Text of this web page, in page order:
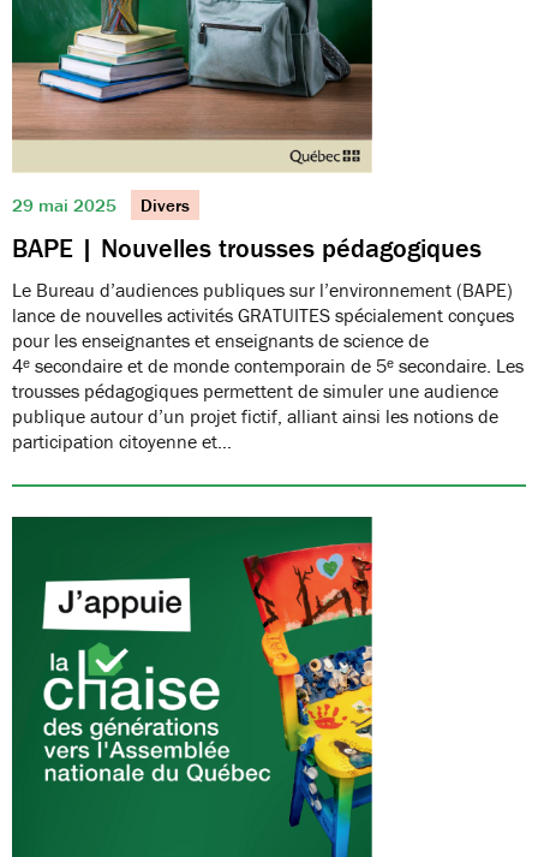
29 mai 2025 Divers
BAPE | Nouvelles trousses pédagogiques
Le Bureau d’audiences publiques sur l’environnement (BAPE)
lance de nouvelles activités GRATUITES spécialement conçues
pour les enseignantes et enseignants de science de
4ᵉ secondaire et de monde contemporain de 5ᵉ secondaire. Les
trousses pédagogiques permettent de simuler une audience
publique autour d’un projet fictif, alliant ainsi les notions de
participation citoyenne et…